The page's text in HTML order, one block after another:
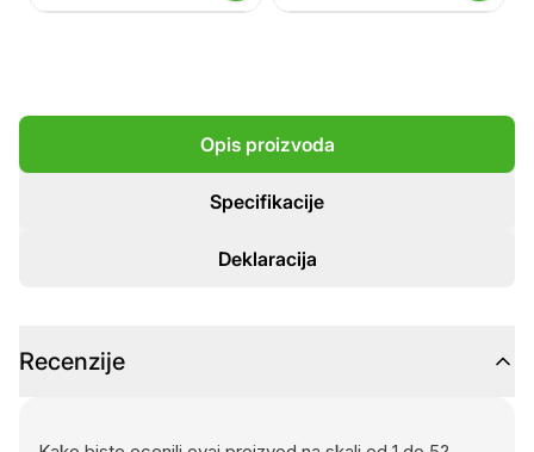
Opis proizvoda
Specifikacije
Deklaracija
Recenzije